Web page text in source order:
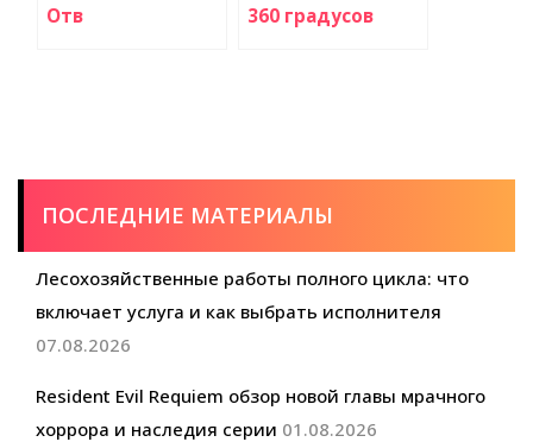
Отв 360 градусов
ПОСЛЕДНИЕ МАТЕРИАЛЫ
Лесохозяйственные работы полного цикла: что
включает услуга и как выбрать исполнителя
07.08.2026
Resident Evil Requiem обзор новой главы мрачного
хоррора и наследия серии 01.08.2026